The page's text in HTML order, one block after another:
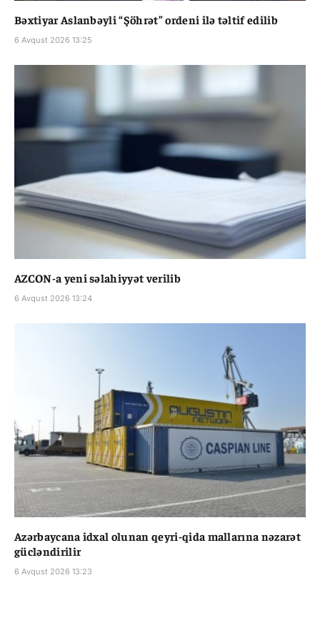
Bəxtiyar Aslanbəyli “Şöhrət” ordeni ilə təltif edilib
6 Avqust 2026 13:25
AZCON-a yeni səlahiyyət verilib
6 Avqust 2026 13:24
Azərbaycana idxal olunan qeyri-qida mallarına nəzarət
gücləndirilir
6 Avqust 2026 13:23